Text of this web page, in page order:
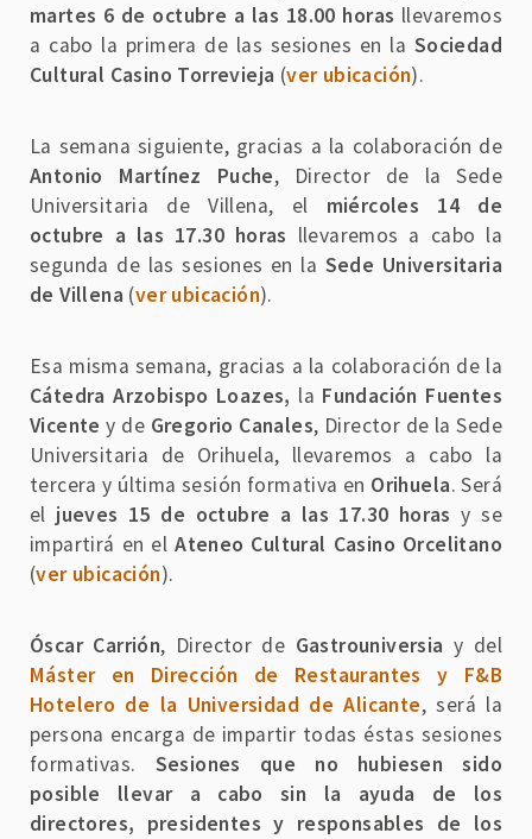
martes 6 de octubre a las 18.00 horas llevaremos
a cabo la primera de las sesiones en la Sociedad
Cultural Casino Torrevieja (ver ubicación).
La semana siguiente, gracias a la colaboración de
Antonio Martínez Puche, Director de la Sede
Universitaria de Villena, el miércoles 14 de
octubre a las 17.30 horas llevaremos a cabo la
segunda de las sesiones en la Sede Universitaria
de Villena (ver ubicación).
Esa misma semana, gracias a la colaboración de la
Cátedra Arzobispo Loazes, la Fundación Fuentes
Vicente y de Gregorio Canales, Director de la Sede
Universitaria de Orihuela, llevaremos a cabo la
tercera y última sesión formativa en Orihuela. Será
el jueves 15 de octubre a las 17.30 horas y se
impartirá en elAteneo Cultural Casino Orcelitano
(ver ubicación).
Óscar Carrión, Director de Gastrouniversia y del
Máster en Dirección de Restaurantes y F&B
Hotelero de la Universidad de Alicante, será la
persona encarga de impartir todas éstas sesiones
formativas. Sesiones que no hubiesen sido
posible llevar a cabo sin la ayuda de los
directores, presidentes y responsables de los